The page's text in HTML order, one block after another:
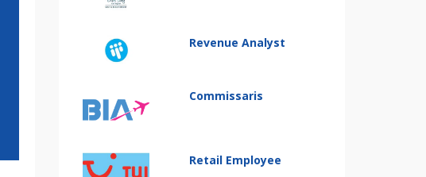
Revenue Analyst
Commissaris
Retail Employee